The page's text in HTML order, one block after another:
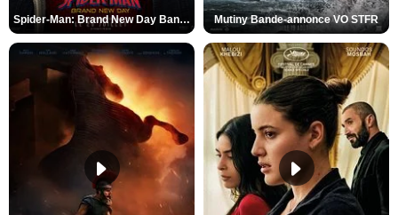
Spider-Man: Brand New Day Bande-annonce VO STFR Mutiny Bande-annonce VO STFR